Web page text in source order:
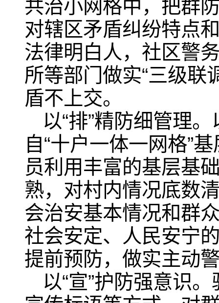
共治小网格中，把群
对辖区矛盾纠纷特点
法律明白人，社区警
所等部门做实“三级联
盾不上交。
以“排”精防细管理
自“十户一体一网格”
员利用丰富的基层基
熟，对村内情况底数
会治安基本情况和群
社会安定、人民安宁
提前预防，做实主动
以“宣”护防强意识